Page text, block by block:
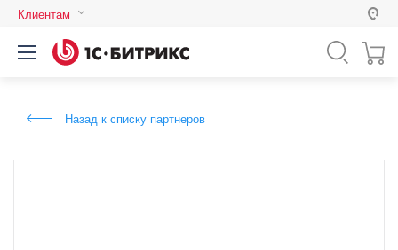
Клиентам
Россия
Назад к списку партнеров